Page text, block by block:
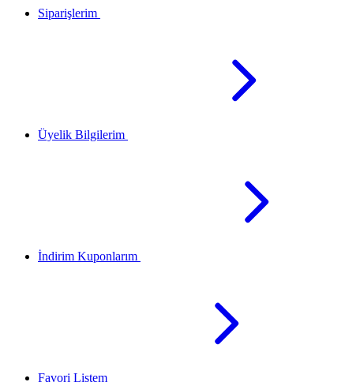
Siparişlerim
Üyelik Bilgilerim
İndirim Kuponlarım
Favori Listem